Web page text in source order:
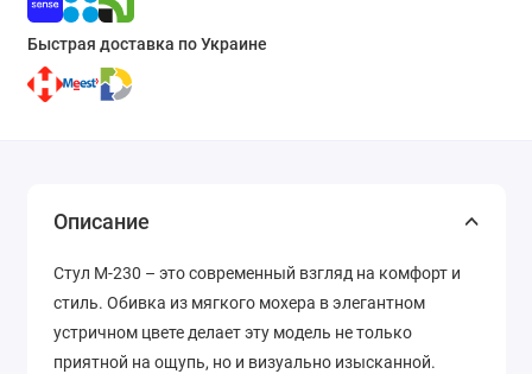
Быстрая доставка по Украине
Описание
Стул M-230 – это современный взгляд на комфорт и
стиль. Обивка из мягкого мохера в элегантном
устричном цвете делает эту модель не только
приятной на ощупь, но и визуально изысканной.